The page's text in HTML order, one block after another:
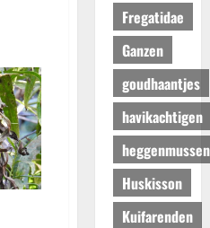
Fregatidae
Ganzen
goudhaantjes
havikachtigen
heggenmussen
Huskisson
Kuifarenden